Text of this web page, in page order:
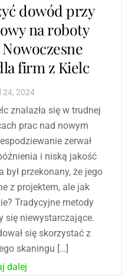
dowód przy
na roboty
firm z Kielc
24, 2024
znalazła się w trudnej
prac nad nowym
zerwał
i niską jakość
przekonany, że jego
z projektem, ale jak
Tradycyjne metody
się niewystarczające.
się skorzystać z
skaningu […]
dalej